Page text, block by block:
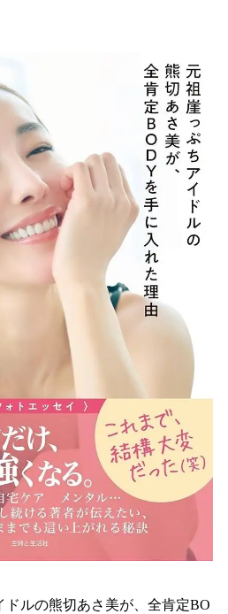
ルの熊切あさ美が、全肯定BO